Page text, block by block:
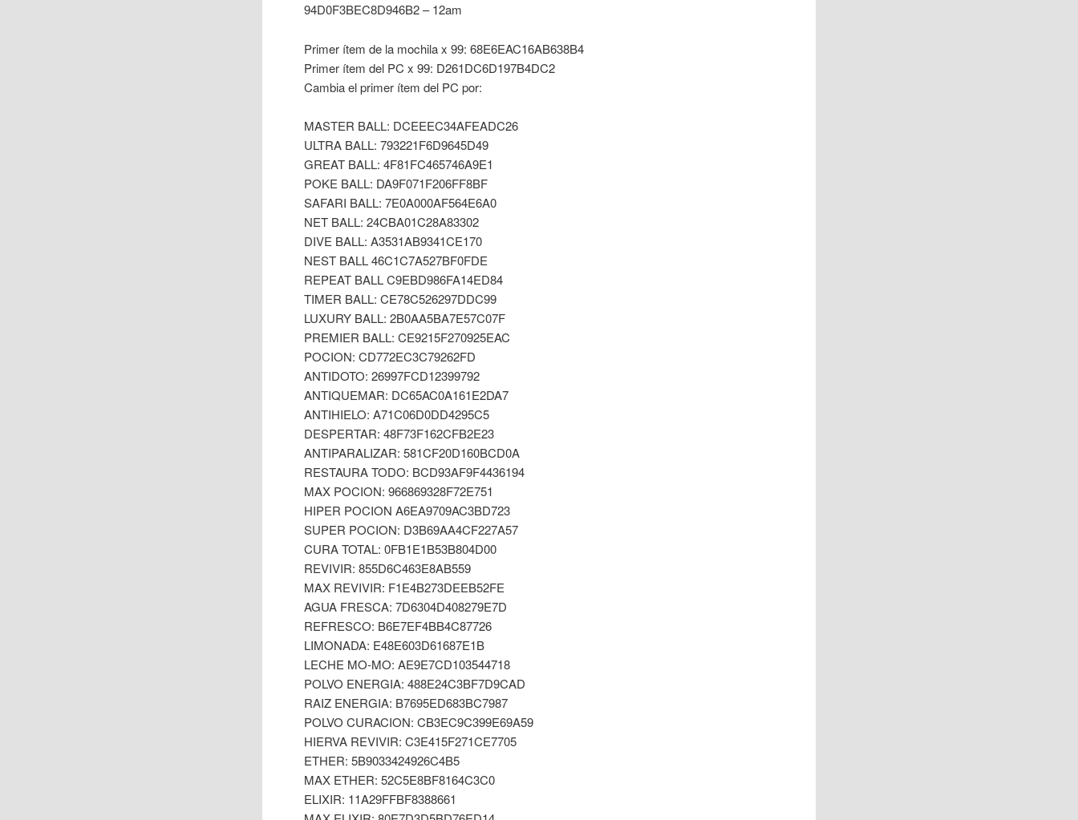
94D0F3BEC8D946B2 – 12am
Primer ítem de la mochila x 99: 68E6EAC16AB638B4
Primer ítem del PC x 99: D261DC6D197B4DC2
Cambia el primer ítem del PC por:
MASTER BALL: DCEEEC34AFEADC26
ULTRA BALL: 793221F6D9645D49
GREAT BALL: 4F81FC465746A9E1
POKE BALL: DA9F071F206FF8BF
SAFARI BALL: 7E0A000AF564E6A0
NET BALL: 24CBA01C28A83302
DIVE BALL: A3531AB9341CE170
NEST BALL 46C1C7A527BF0FDE
REPEAT BALL C9EBD986FA14ED84
TIMER BALL: CE78C526297DDC99
LUXURY BALL: 2B0AA5BA7E57C07F
PREMIER BALL: CE9215F270925EAC
POCION: CD772EC3C79262FD
ANTIDOTO: 26997FCD12399792
ANTIQUEMAR: DC65AC0A161E2DA7
ANTIHIELO: A71C06D0DD4295C5
DESPERTAR: 48F73F162CFB2E23
ANTIPARALIZAR: 581CF20D160BCD0A
RESTAURA TODO: BCD93AF9F4436194
MAX POCION: 966869328F72E751
HIPER POCION A6EA9709AC3BD723
SUPER POCION: D3B69AA4CF227A57
CURA TOTAL: 0FB1E1B53B804D00
REVIVIR: 855D6C463E8AB559
MAX REVIVIR: F1E4B273DEEB52FE
AGUA FRESCA: 7D6304D408279E7D
REFRESCO: B6E7EF4BB4C87726
LIMONADA: E48E603D61687E1B
LECHE MO-MO: AE9E7CD103544718
POLVO ENERGIA: 488E24C3BF7D9CAD
RAIZ ENERGIA: B7695ED683BC7987
POLVO CURACION: CB3EC9C399E69A59
HIERVA REVIVIR: C3E415F271CE7705
ETHER: 5B9033424926C4B5
MAX ETHER: 52C5E8BF8164C3C0
ELIXIR: 11A29FFBF8388661